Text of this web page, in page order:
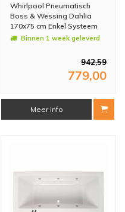
Whirlpool Pneumatisch
Boss & Wessing Dahlia
170x75 cm Enkel Systeem
Binnen 1 week geleverd
942,59
779,00
Meer info